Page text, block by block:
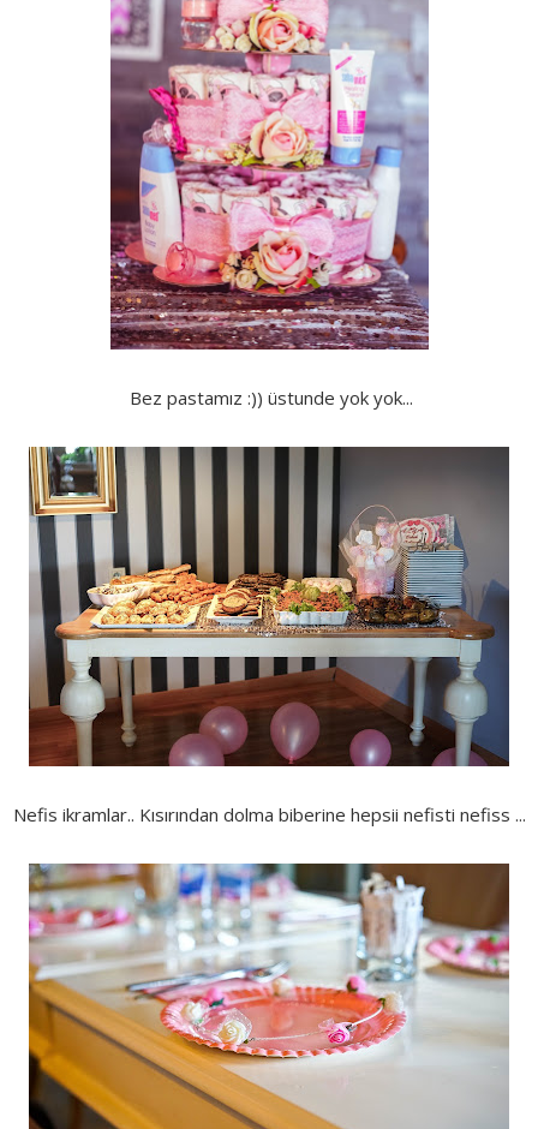
Bez pastamız :)) üstunde yok yok...
Nefis ikramlar.. Kısırından dolma biberine hepsii nefisti nefiss ...